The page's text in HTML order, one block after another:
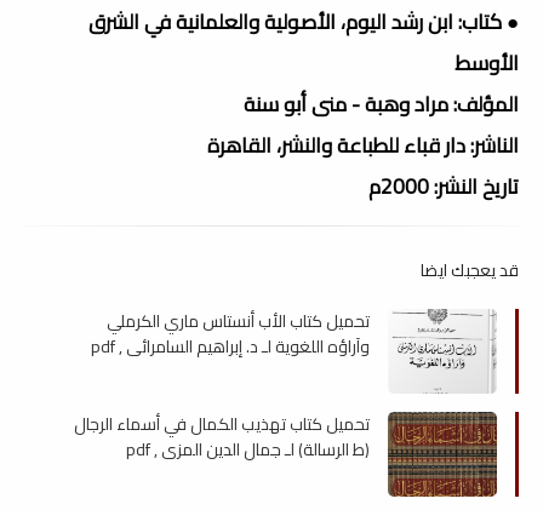
● كتاب: ابن رشد اليوم، الأصولية والعلمانية في الشرق
الأوسط
المؤلف: مراد وهبة - منى أبو سنة
الناشر: دار قباء للطباعة والنشر، القاهرة
تاريخ النشر: 2000م
قد يعجبك ايضا
تحميل كتاب الأب أنستاس ماري الكرملي
وآراؤه اللغوية لـ د. إبراهيم السامرائي , pdf
تحميل كتاب تهذيب الكمال في أسماء الرجال
(ط الرسالة) لـ جمال الدين المزي , pdf